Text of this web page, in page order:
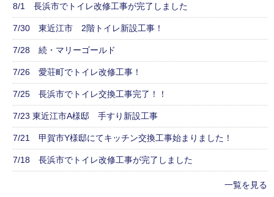
8/1 長浜市でトイレ改修工事が完了しました
7/30 東近江市 2階トイレ新設工事！
7/28 続・マリーゴールド
7/26 愛荘町でトイレ改修工事！
7/25 長浜市でトイレ交換工事完了！！
7/23 東近江市A様邸 手すり新設工事
7/21 甲賀市Y様邸にてキッチン交換工事始まりました！
7/18 長浜市でトイレ改修工事が完了しました
一覧を見る